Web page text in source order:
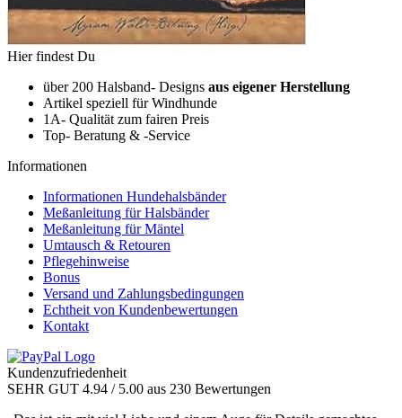
Hier findest Du
über 200 Halsband- Designs aus eigener Herstellung
Artikel speziell für Windhunde
1A- Qualität zum fairen Preis
Top- Beratung & -Service
Informationen
Informationen Hundehalsbänder
Meßanleitung für Halsbänder
Meßanleitung für Mäntel
Umtausch & Retouren
Pflegehinweise
Bonus
Versand und Zahlungsbedingungen
Echtheit von Kundenbewertungen
Kontakt
Kundenzufriedenheit
SEHR GUT 4.94 / 5.00 aus 230 Bewertungen